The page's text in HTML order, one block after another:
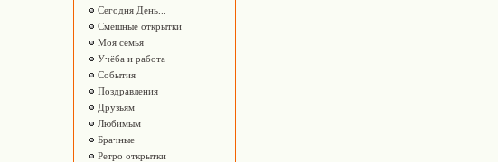
Сегодня День...
Смешные открытки
Моя семья
Учёба и работа
События
Поздравления
Друзьям
Любимым
Брачные
Ретро открытки